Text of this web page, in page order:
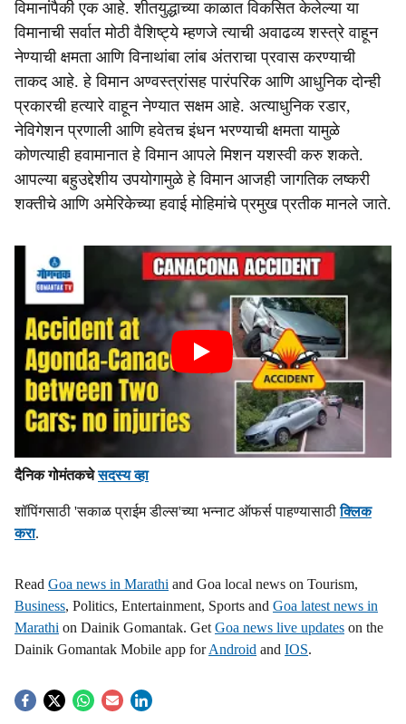
विमानांपैकी एक आहे. शीतयुद्धाच्या काळात विकसित केलेल्या या
विमानाची सर्वात मोठी वैशिष्ट्ये म्हणजे त्याची अवाढव्य शस्त्रे वाहून
नेण्याची क्षमता आणि विनाथांबा लांब अंतराचा प्रवास करण्याची
ताकद आहे. हे विमान अण्वस्त्रांसह पारंपरिक आणि आधुनिक दोन्ही
प्रकारची हत्यारे वाहून नेण्यात सक्षम आहे. अत्याधुनिक रडार,
नेविगेशन प्रणाली आणि हवेतच इंधन भरण्याची क्षमता यामुळे
कोणत्याही हवामानात हे विमान आपले मिशन यशस्वी करु शकते.
आपल्या बहुउद्देशीय उपयोगामुळे हे विमान आजही जागतिक लष्करी
शक्तीचे आणि अमेरिकेच्या हवाई मोहिमांचे प्रमुख प्रतीक मानले जाते.
दैनिक गोमंतकचेसदस्य व्हा
शॉपिंगसाठी 'सकाळ प्राईम डील्स'च्या भन्नाट ऑफर्स पाहण्यासाठीक्लिक
करा.
Read Goa news in Marathi and Goa local news on Tourism,
Business, Politics, Entertainment, Sports and Goa latest news in
Marathi on Dainik Gomantak. Get Goa news live updates on the
Dainik Gomantak Mobile app forAndroid and IOS.